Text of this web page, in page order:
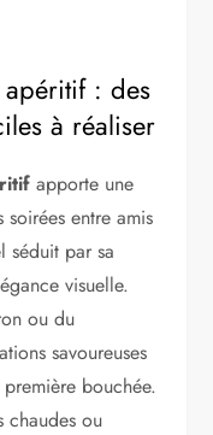
: des
à réaliser
apporte une
entre amis
séduit par sa
visuelle.
ou du
savoureuses
bouchée.
chaudes ou